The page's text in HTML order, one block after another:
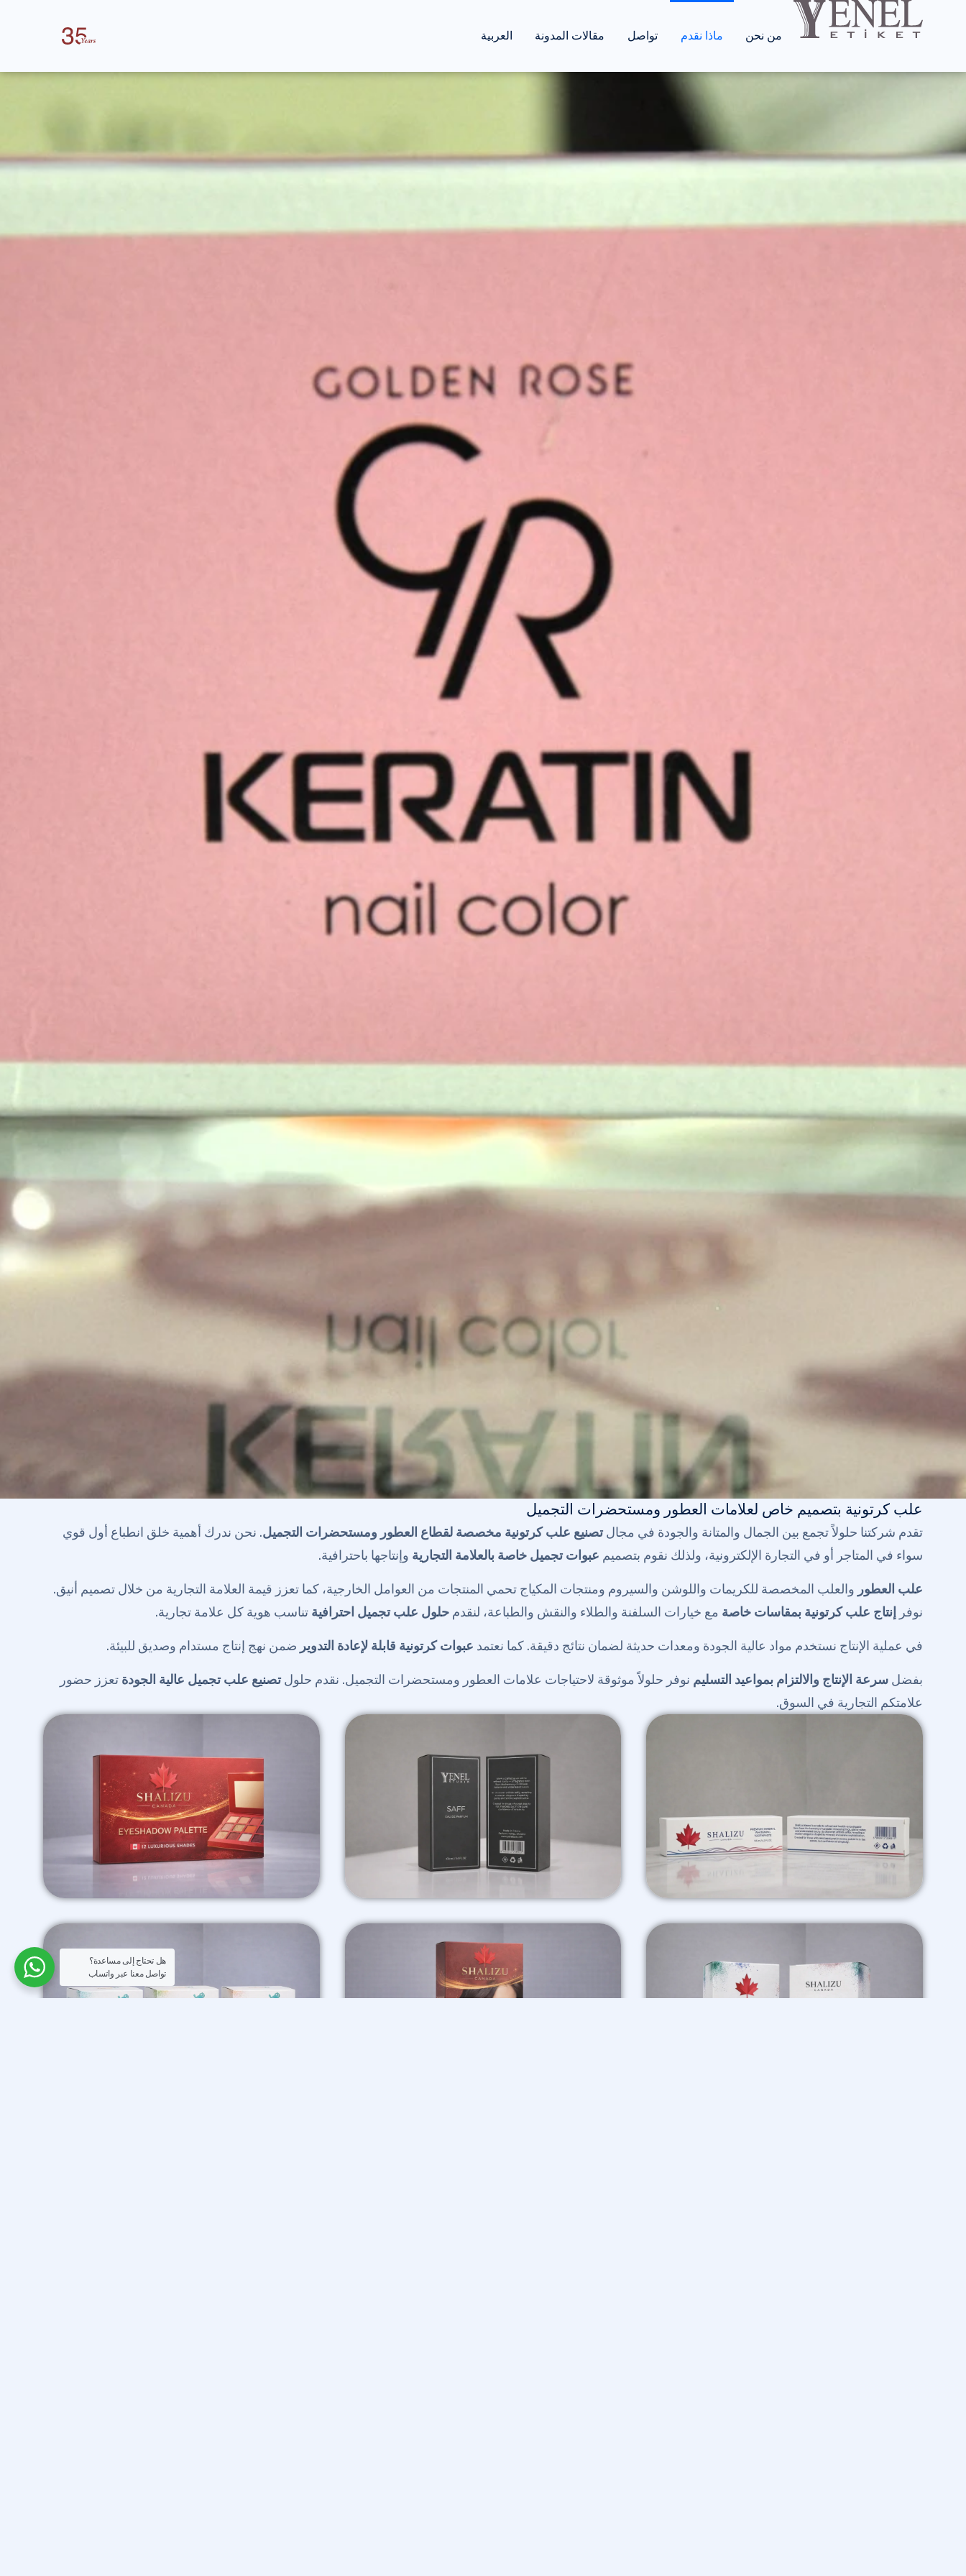
من نحن ماذا نقدم تواصل مقالات المدونة العربية
علب كرتونية بتصميم خاص لعلامات العطور ومستحضرات التجميل
تقدم شركتنا حلولاً تجمع بين الجمال والمتانة والجودة في مجالتصنيع علب كرتونية مخصصة لقطاع العطور ومستحضرات التجميل. نحن ندرك أهمية خلق انطباع أول قوي
سواء في المتاجر أو في التجارة الإلكترونية، ولذلك نقوم بتصميم عبوات تجميل خاصة بالعلامة التجارية وإنتاجها باحترافية.
علب العطور والعلب المخصصة للكريمات واللوشن والسيروم ومنتجات المكياج تحمي المنتجات من العوامل الخارجية، كما تعزز قيمة العلامة التجارية من خلال تصميم أنيق.
نوفر
إنتاج علب كرتونية بمقاسات خاصة مع خيارات السلفنة والطلاء والنقش والطباعة، لنقدم حلول علب تجميل احترافية تناسب هوية كل علامة تجارية.
في عملية الإنتاج نستخدم مواد عالية الجودة ومعدات حديثة لضمان نتائج دقيقة. كما نعتمد عبوات كرتونية قابلة لإعادة التدوير ضمن نهج إنتاج مستدام وصديق للبيئة.
بفضل سرعة الإنتاج والالتزام بمواعيد التسليم نوفر حلولاً موثوقة لاحتياجات علامات العطور ومستحضرات التجميل. نقدم حلولتصنيع علب تجميل عالية الجودة تعزز حضور
علامتكم التجارية في السوق.
هل تحتاج إلى مساعدة؟
تواصل معنا عبر واتساب